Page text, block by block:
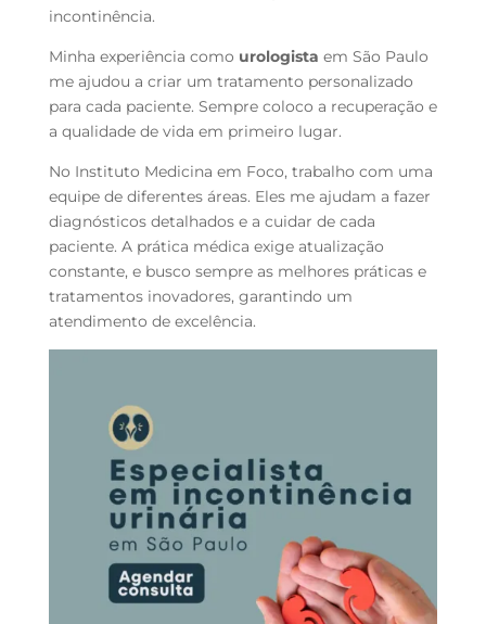
incontinência.
Minha experiência como urologista em São Paulo
me ajudou a criar um tratamento personalizado
para cada paciente. Sempre coloco a recuperação e
a qualidade de vida em primeiro lugar.
No Instituto Medicina em Foco, trabalho com uma
equipe de diferentes áreas. Eles me ajudam a fazer
diagnósticos detalhados e a cuidar de cada
paciente. A prática médica exige atualização
constante, e busco sempre as melhores práticas e
tratamentos inovadores, garantindo um
atendimento de excelência.